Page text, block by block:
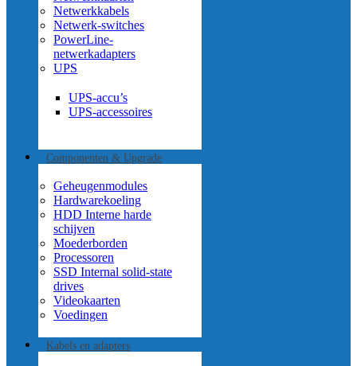
Netwerkkabels
Netwerk-switches
PowerLine-
netwerkadapters
UPS
UPS-accu’s
UPS-accessoires
Componenten & Upgrade
Geheugenmodules
Hardwarekoeling
HDD Interne harde
schijven
Moederborden
Processoren
SSD Internal solid-state
drives
Videokaarten
Voedingen
Kabels en adapters